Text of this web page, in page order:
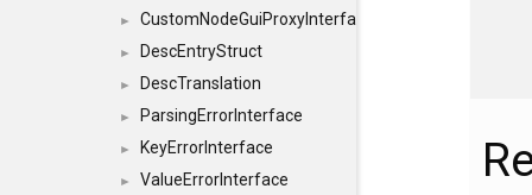
► CustomNodeGuiProxyInterface
► DescEntryStruct
► DescTranslation
► ParsingErrorInterface
► KeyErrorInterface
► ValueErrorInterface